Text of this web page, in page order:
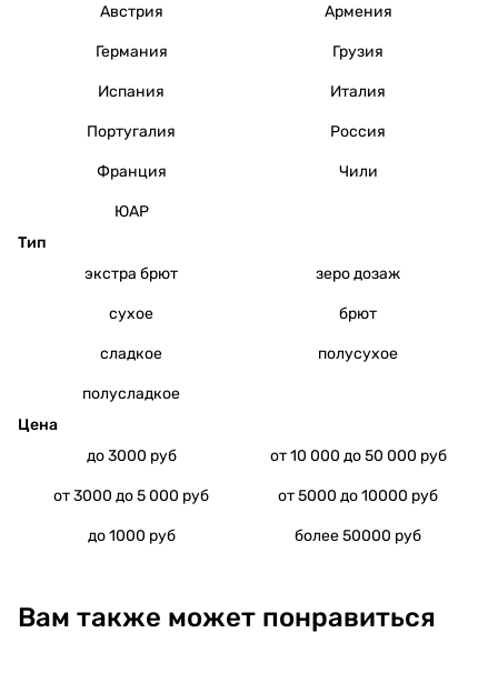
Австрия
Армения
Германия Грузия
Испания Италия
Португалия Россия
Франция Чили
ЮАР
Тип
экстра брют
зеро дозаж
сухое брют
сладкое полусухое
полусладкое
Цена
до 3000 руб
от 10 000 до 50 000 руб
от 3000 до 5 000 руб от 5000 до 10000 руб
до 1000 руб более 50000 руб
Вам также может понравиться